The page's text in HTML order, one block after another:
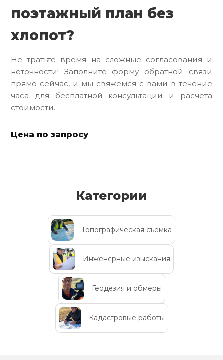
поэтажный план без
хлопот?
Не тратьте время на сложные согласования и
неточности! Заполните форму обратной связи
прямо сейчас, и мы свяжемся с вами в течение
часа для бесплатной консультации и расчета
стоимости.
Цена по запросу
Категории
Топографическая съемка
Инженерные изыскания
Геодезия и обмеры
Кадастровые работы